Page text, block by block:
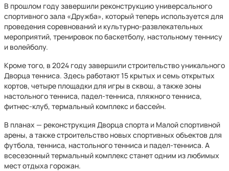
В прошлом году завершили реконструкцию универсального
спортивного зала «Дружба», который теперь используется для
проведения соревнований и культурно-развлекательных
мероприятий, тренировок по баскетболу, настольному теннису
и волейболу.
Кроме того, в 2024 году завершили строительство уникального
Дворца тенниса. Здесь работают 15 крытых и семь открытых
кортов, четыре площадки для игры в сквош, а также зоны
настольного тенниса, падел-тенниса, пляжного тенниса,
фитнес-клуб, термальный комплекс и бассейн.
В планах — реконструкция Дворца спорта и Малой спортивной
арены, а также строительство новых спортивных объектов для
футбола, тенниса, настольного тенниса и падел-тенниса. А
всесезонный термальный комплекс станет одним из любимых
мест отдыха горожан.